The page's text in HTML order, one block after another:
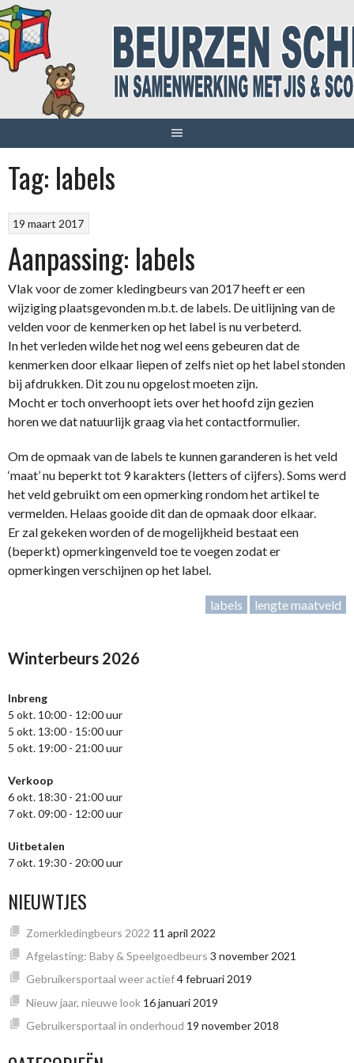
Spring
naar
inhoud
Tag: labels
19 maart 2017
Aanpassing: labels
Vlak voor de zomer kledingbeurs van 2017 heeft er een
wijziging plaatsgevonden m.b.t. de labels. De uitlijning van de
velden voor de kenmerken op het label is nu verbeterd.
In het verleden wilde het nog wel eens gebeuren dat de
kenmerken door elkaar liepen of zelfs niet op het label stonden
bij afdrukken. Dit zou nu opgelost moeten zijn.
Mocht er toch onverhoopt iets over het hoofd zijn gezien
horen we dat natuurlijk graag via het contactformulier.
Om de opmaak van de labels te kunnen garanderen is het veld
‘maat’ nu beperkt tot 9 karakters (letters of cijfers). Soms werd
het veld gebruikt om een opmerking rondom het artikel te
vermelden. Helaas gooide dit dan de opmaak door elkaar.
Er zal gekeken worden of de mogelijkheid bestaat een
(beperkt) opmerkingenveld toe te voegen zodat er
opmerkingen verschijnen op het label.
labels lengte maatveld
Winterbeurs 2026
Inbreng
5 okt. 10:00 - 12:00 uur
5 okt. 13:00 - 15:00 uur
5 okt. 19:00 - 21:00 uur
Verkoop
6 okt. 18:30 - 21:00 uur
7 okt. 09:00 - 12:00 uur
Uitbetalen
7 okt. 19:30 - 20:00 uur
NIEUWTJES
Zomerkledingbeurs 2022 11 april 2022
Afgelasting: Baby & Speelgoedbeurs 3 november 2021
Gebruikersportaal weer actief4 februari 2019
Nieuw jaar, nieuwe look 16 januari 2019
Gebruikersportaal in onderhoud 19 november 2018